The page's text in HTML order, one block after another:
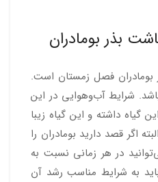
بذر بومادران
بومادران فصل زمستان است.
شرایط آب‌وهوایی در این
گیاه داشته و این گیاه زیبا
اگر قصد دارید بومادران را
در هر زمانی نسبت به
به شرایط مناسب رشد آن